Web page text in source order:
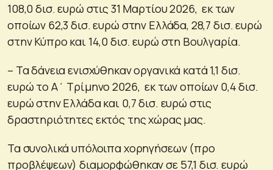
108,0 δισ. ευρώ στις 31 Μαρτίου 2026, εκ των
οποίων 62,3 δισ. ευρώ στην Ελλάδα, 28,7 δισ. ευρώ
στην Κύπρο και 14,0 δισ. ευρώ στη Βουλγαρία.
– Τα δάνεια ενισχύθηκαν οργανικά κατά 1,1 δισ.
ευρώ το Α΄ Τρίμηνο 2026, εκ των οποίων 0,4 δισ.
ευρώ στην Ελλάδα και 0,7 δισ. ευρώ στις
δραστηριότητες εκτός της χώρας μας.
Τα συνολικά υπόλοιπα χορηγήσεων (προ
προβλέψεων) διαμορφώθηκαν σε 57,1 δισ. ευρώ